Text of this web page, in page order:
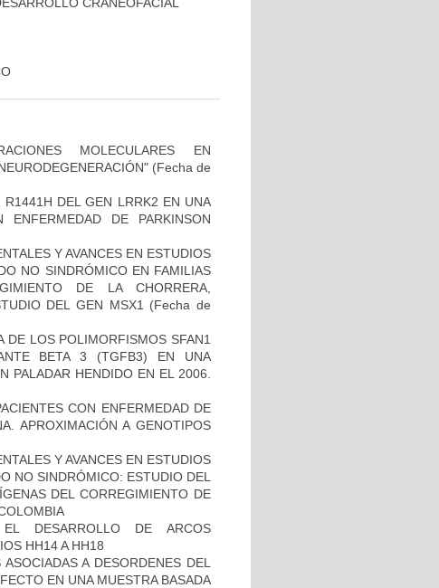
MOLECULARES EN
(Fecha de
DEL GEN LRRK2 EN UNA
ENFERMEDAD DE PARKINSON
Y AVANCES EN ESTUDIOS
NO SINDRÓMICO EN FAMILIAS
DE LA CHORRERA,
DEL GEN MSX1
(Fecha de
DE LOS POLIMORFISMOS SFAN1
BETA 3 (TGFB3) EN UNA
PALADAR HENDIDO EN EL 2006.
CON ENFERMEDAD DE
APROXIMACIÓN A GENOTIPOS
Y AVANCES EN ESTUDIOS
NO SINDRÓMICO: ESTUDIO DEL
DEL CORREGIMIENTO DE
DESARROLLO DE ARCOS
HH14 A HH18
A DESORDENES DEL
EN UNA MUESTRA BASADA